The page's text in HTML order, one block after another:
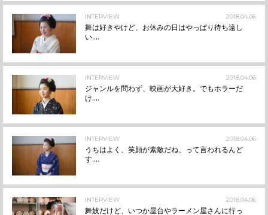
INTERVIEW 2018.04.06
舞は好きやけど、お休みの日はやっぱり待ち遠し
い....
INTERVIEW 2018.04.06
ジャンルを問わず、映画が大好き。でもホラーだ
け....
INTERVIEW 2018.04.06
うちはよく、笑顔が素敵だね、って言われるんど
す....
INTERVIEW 2018.04.06
舞妓だけど、いつか屋台やラーメン屋さんに行っ